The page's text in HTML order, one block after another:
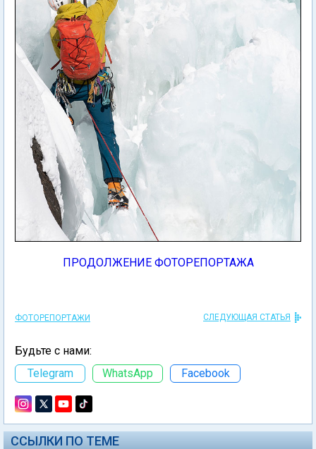
ПРОДОЛЖЕНИЕ ФОТОРЕПОРТАЖА
ФОТОРЕПОРТАЖИ СЛЕДУЮЩАЯ СТАТЬЯ
Будьте с нами:
Telegram
WhatsApp Facebook
ССЫЛКИ ПО ТЕМЕ